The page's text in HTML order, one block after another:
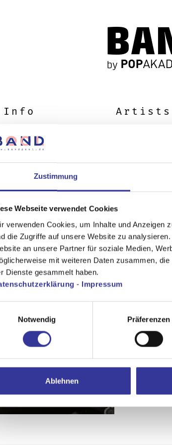
Zustimmung
Webseite verwendet Cookies
verwenden Cookies, um Inhalte und Anzeigen
die Zugriffe auf unsere Website zu
an unsere Partner für soziale Medien,
mit weiteren Daten zusammen,
Dienste gesammelt haben.
- Impressum
Notwendig
Präferenzen
Ablehnen
Info Artists